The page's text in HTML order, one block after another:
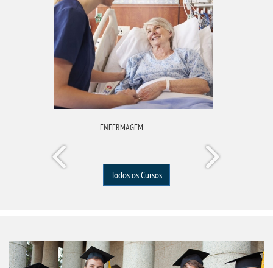
ENFERMAGEM
Todos os Cursos